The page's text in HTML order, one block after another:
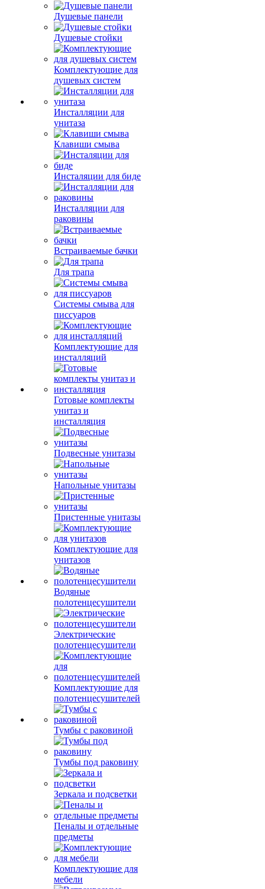
Душевые панели
Душевые стойки
Комплектующие для
душевых систем
Инсталляции для
унитаза
Клавиши смыва
Инсталяции для биде
Инсталляции для
раковины
Встраиваемые бачки
Для трапа
Системы смыва для
писсуаров
Комплектующие для
инсталляций
Готовые комплекты
унитаз и
инсталляция
Подвесные унитазы
Напольные унитазы
Пристенные унитазы
Комплектующие для
унитазов
Водяные
полотенцесушители
Электрические
полотенцесушители
Комплектующие для
полотенцесушителей
Тумбы с раковиной
Тумбы под раковину
Зеркала и подсветки
Пеналы и отдельные
предметы
Комплектующие для
мебели